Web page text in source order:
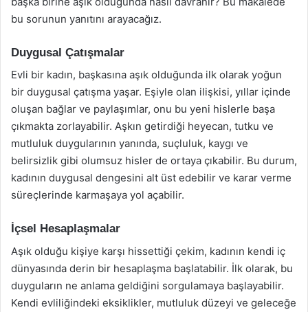
bu sorunun yanıtını arayacağız.
Duygusal Çatışmalar
Evli bir kadın, başkasına aşık olduğunda ilk olarak yoğun
bir duygusal çatışma yaşar. Eşiyle olan ilişkisi, yıllar içinde
oluşan bağlar ve paylaşımlar, onu bu yeni hislerle başa
çıkmakta zorlayabilir. Aşkın getirdiği heyecan, tutku ve
mutluluk duygularının yanında, suçluluk, kaygı ve
belirsizlik gibi olumsuz hisler de ortaya çıkabilir. Bu durum,
kadının duygusal dengesini alt üst edebilir ve karar verme
süreçlerinde karmaşaya yol açabilir.
İçsel Hesaplaşmalar
Aşık olduğu kişiye karşı hissettiği çekim, kadının kendi iç
dünyasında derin bir hesaplaşma başlatabilir. İlk olarak, bu
duyguların ne anlama geldiğini sorgulamaya başlayabilir.
Kendi evliliğindeki eksiklikler, mutluluk düzeyi ve geleceğe